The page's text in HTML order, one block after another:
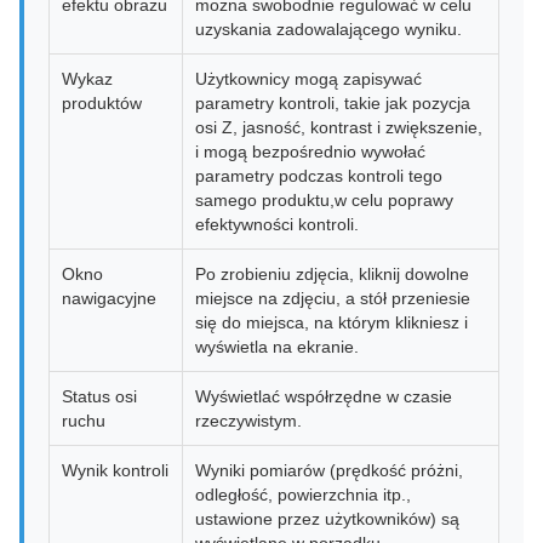
efektu obrazu
można swobodnie regulować w celu
uzyskania zadowalającego wyniku.
Wykaz
produktów
Użytkownicy mogą zapisywać
parametry kontroli, takie jak pozycja
osi Z, jasność, kontrast i zwiększenie,
i mogą bezpośrednio wywołać
parametry podczas kontroli tego
samego produktu,w celu poprawy
efektywności kontroli.
Okno
nawigacyjne
Po zrobieniu zdjęcia, kliknij dowolne
miejsce na zdjęciu, a stół przeniesie
się do miejsca, na którym klikniesz i
wyświetla na ekranie.
Status osi
ruchu
Wyświetlać współrzędne w czasie
rzeczywistym.
Wynik kontroli
Wyniki pomiarów (prędkość próżni,
odległość, powierzchnia itp.,
ustawione przez użytkowników) są